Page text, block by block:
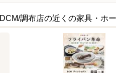
DCM/調布店の近くの家具・ホ